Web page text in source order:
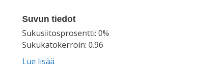
Suvun tiedot
Sukusiitosprosentti: 0%
Sukukatokerroin: 0.96
Lue lisää